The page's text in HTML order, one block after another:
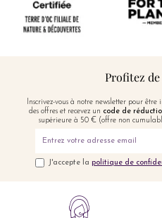
Profitez
Inscrivez-vous à notre newsletter pour être
des offres et recevez un code de
supérieure à 50 € (offre non
J'accepte la politique de